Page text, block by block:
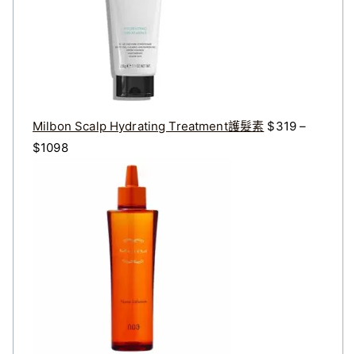
Milbon Scalp Hydrating Treatment護髮素 $319 –
$1098價